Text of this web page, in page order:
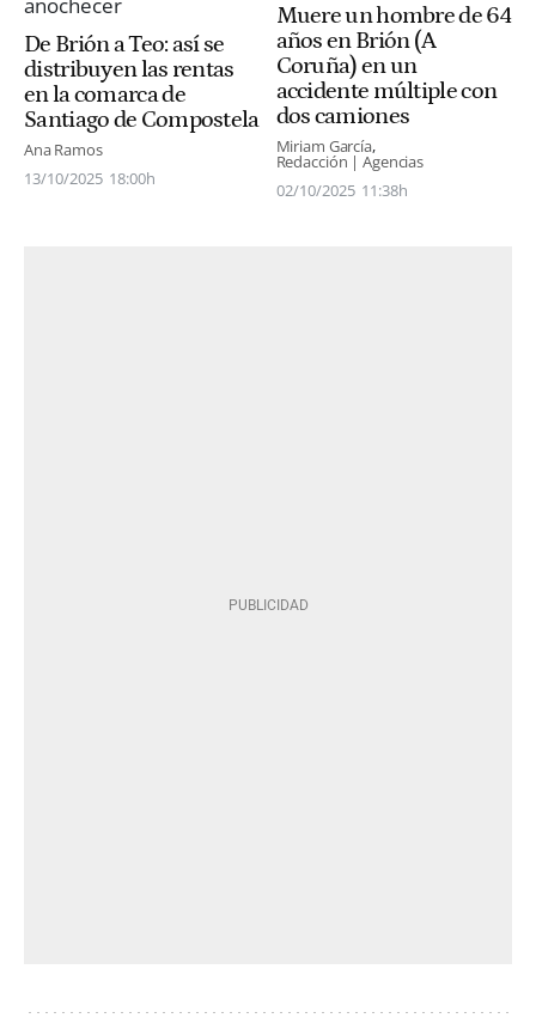
De Brión a Teo: así se
distribuyen las rentas
en la comarca de
Santiago de Compostela
Ana Ramos
13/10/2025 18:00h
Muere un hombre de 64
años en Brión (A
Coruña) en un
accidente múltiple con
dos camiones
Miriam García
Redacción | Agencias
02/10/2025 11:38h